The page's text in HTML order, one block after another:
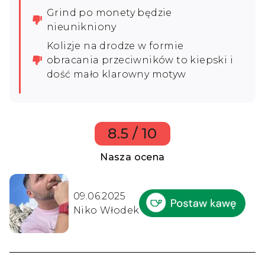
Grind po monety będzie
nieunikniony
Kolizje na drodze w formie
obracania przeciwników to kiepski i
dość mało klarowny motyw
8.5 / 10
Nasza ocena
09.06.2025
Niko Włodek